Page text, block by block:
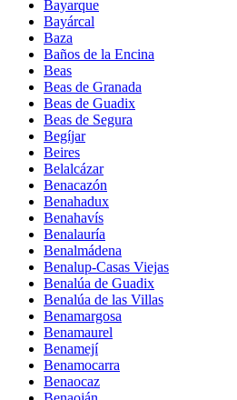
Bayarque
Bayárcal
Baza
Baños de la Encina
Beas
Beas de Granada
Beas de Guadix
Beas de Segura
Begíjar
Beires
Belalcázar
Benacazón
Benahadux
Benahavís
Benalauría
Benalmádena
Benalup-Casas Viejas
Benalúa de Guadix
Benalúa de las Villas
Benamargosa
Benamaurel
Benamejí
Benamocarra
Benaocaz